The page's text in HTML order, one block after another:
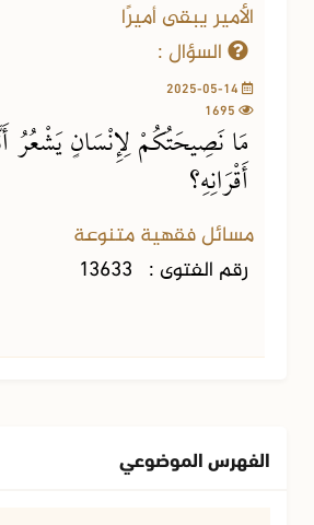
الأمير يبقى أميرًا
السؤال :
مَا نَصِيحَتُكُمْ لِإِنْسَانٍ يَشْعُرُ
أَقْرَانِهِ؟
مسائل فقهية متنوعة
رقم الفتوى : 13633
الفهرس الموضوعي